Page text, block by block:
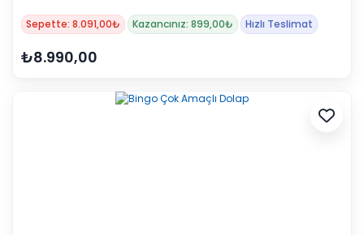
Sepette: 8.091,00₺ Kazancınız: 899,00₺ Hızlı Teslimat
₺8.990,00